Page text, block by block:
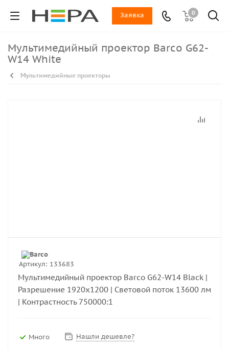
0
Заявка
Мультимедийный проектор Barco G62-
W14 White
Мультимедийные проекторы
Артикул: 133683
Мультимедийный проектор Barco G62-W14 Black |
Разрешение 1920x1200 | Световой поток 13600 лм
| Контрастность 750000:1
Много Нашли дешевле?